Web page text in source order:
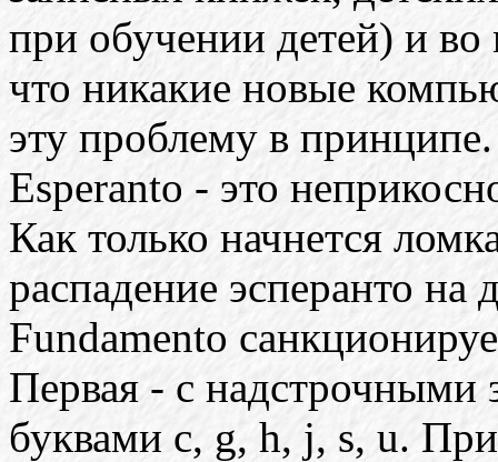
при обучении детей) и
что никакие новые
эту проблему в принципе.
Esperanto - это
Как только начнется
распадение эсперанто на
Fundamento
Первая - с
буквами c, g, h, j, s, u.